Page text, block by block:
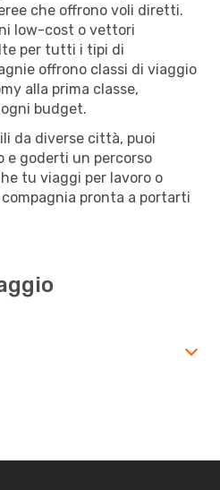
che offrono voli diretti.
low-cost o vettori
per tutti i tipi di
offrono classi di viaggio
alla prima classe,
budget.
da diverse città, puoi
e goderti un percorso
tu viaggi per lavoro o
compagnia pronta a portarti